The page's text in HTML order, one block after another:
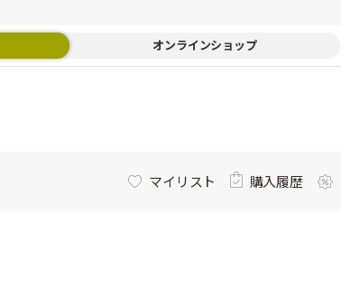
オンラインショップ
マイリスト 購入履歴